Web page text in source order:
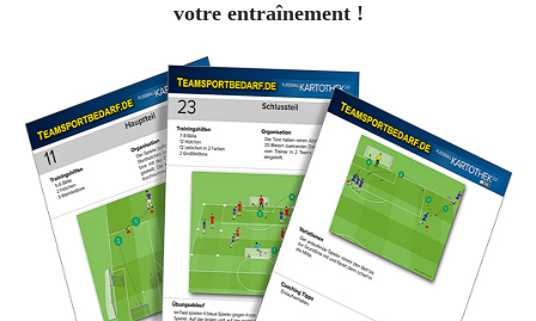
votre entraînement !